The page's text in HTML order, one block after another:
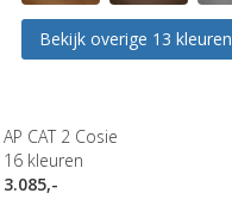
Bekijk overige 13 kleuren
AP CAT 2 Cosie
16 kleuren
3.085,-